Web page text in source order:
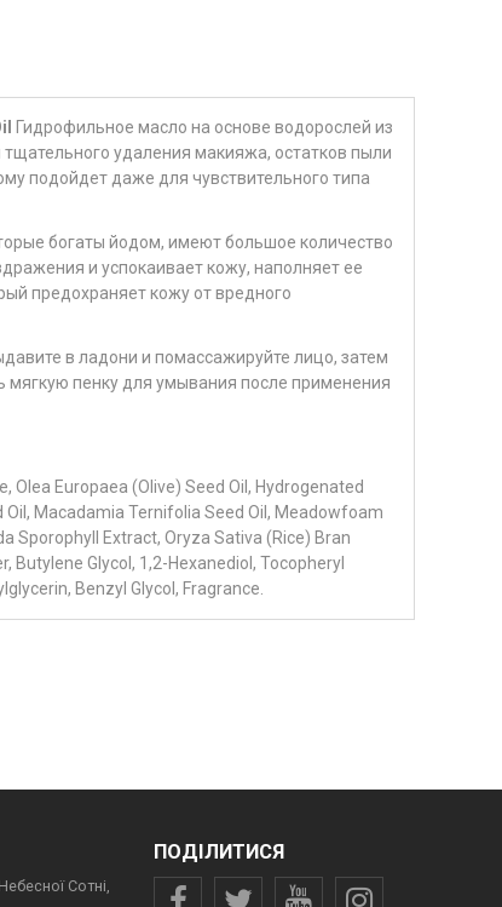
Гидрофильное масло на основе водорослей из
удаления макияжа, остатков пыли
подойдет даже для чувствительного типа
богаты йодом, имеют большое количество
и успокаивает кожу, наполняет ее
предохраняет кожу от вредного
в ладони и помассажируйте лицо, затем
мягкую пенку для умывания после применения
Europaea (Olive) Seed Oil, Hydrogenated
Macadamia Ternifolia Seed Oil, Meadowfoam
Sporophyll Extract, Oryza Sativa (Rice) Bran
Butylene Glycol, 1,2-Hexanediol, Tocopheryl
Benzyl Glycol, Fragrance.
Сотні,
ПОДІЛИТИСЯ